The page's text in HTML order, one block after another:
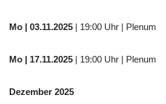
Mo | 03.11.2025 | 19:00 Uhr | Plenum
Mo | 17.11.2025 | 19:00 Uhr | Plenum
Dezember 2025